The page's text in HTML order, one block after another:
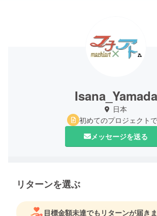
Isana_Yamada
日本
初めてのプロジェクト
メッセージを送る
リターンを選ぶ
目標金額未達でもリターンが届き